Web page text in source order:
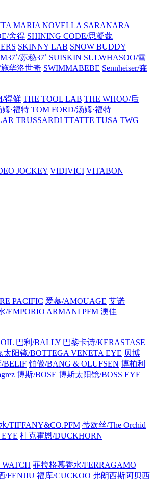
MARIA NOVELLA SARANARA
舍得 SHINING CODE/思凝蔻
SKINNY LAB SNOW BUDDY
苏秘37˚ SUISKIN SULWHASOO/雪
华洛世奇 SWIMMABEBE Sennheiser/森
得鲜 THE TOOL LAB THE WHOO/后
·福特 TOM FORD/汤姆·福特
TRUSSARDI TTATTE TUSA TWG
JOCKEY VIDIVICI VITABON
PACIFIC 爱慕/AMOUAGE 艾诺
/EMPORIO ARMANI PFM 澳佳
巴利/BALLY 巴黎卡诗/KERASTASE
太阳镜/BOTTEGA VENETA EYE 贝博
BELIF 铂傲/BANG & OLUFSEN 博柏利
博斯/BOSE 博斯太阳镜/BOSS EYE
/TIFFANY&CO.PFM 蒂欧丝/The Orchid
杜克霍恩/DUCKHORN
菲拉格慕香水/FERRAGAMO
/FENJIU 福库/CUCKOO 弗朗西斯阿贝西